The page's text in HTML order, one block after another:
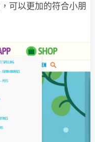
可以更加的符合小朋